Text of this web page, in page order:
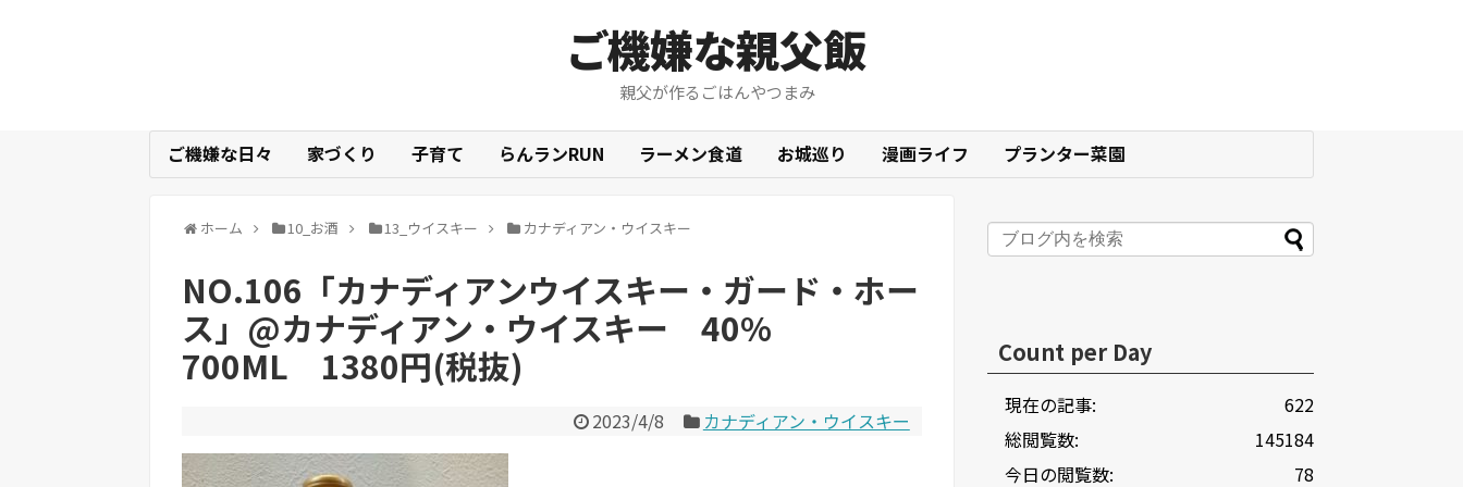
ご機嫌な親父飯
親父が作るごはんやつまみ
ご機嫌な日々 家づくり 子育て らんランRUN ラーメン食道 お城巡り 漫画ライフ プランター菜園
ホーム 10_お酒 13_ウイスキー カナディアン・ウイスキー
NO.106「カナディアンウイスキー・ガード・ホー
ス」@カナディアン・ウイスキー 40%
700ML 1380円(税抜)
2023/4/8 カナディアン・ウイスキー
Count per Day
622
現在の記事:
145184
総閲覧数:
78
今日の閲覧数: